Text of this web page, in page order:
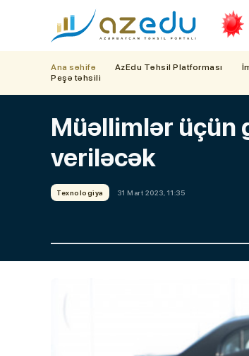
Ana səhifə AzEdu Təhsil Platforması
Peşə təhsili
Müəllimlər üçün
veriləcək
Texnologiya 31 Mart 2023, 11:35